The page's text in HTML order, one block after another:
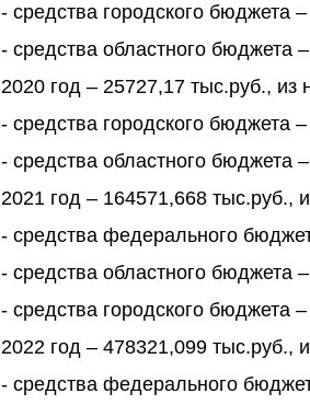
- средства городского бюджета
- средства областного бюджета
2020 год – 25727,17 тыс.руб., из
- средства городского бюджета
- средства областного бюджета
2021 год – 164571,668 тыс.руб.,
- средства федерального
- средства областного бюджета
- средства городского бюджета
2022 год – 478321,099 тыс.руб.,
- средства федерального